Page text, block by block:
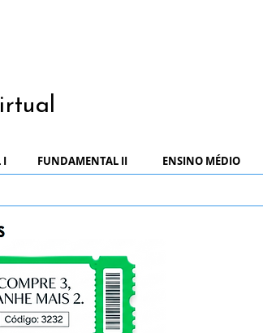
I FUNDAMENTAL II ENSINO MÉDIO